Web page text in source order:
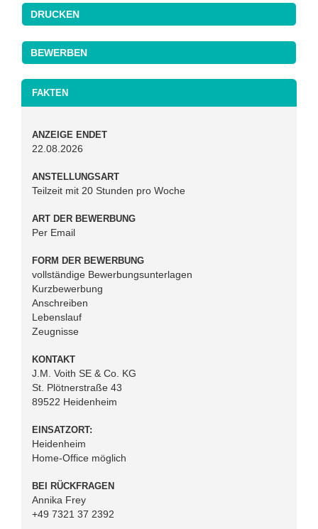
DRUCKEN
FAKTEN
ANZEIGE ENDET
22.08.2026
ANSTELLUNGSART
Teilzeit mit 20 Stunden pro Woche
ART DER BEWERBUNG
Per Email
FORM DER BEWERBUNG
vollständige Bewerbungsunterlagen
Kurzbewerbung
Anschreiben
Lebenslauf
Zeugnisse
KONTAKT
J.M. Voith SE & Co. KG
St. Plötnerstraße 43
89522 Heidenheim
EINSATZORT:
Heidenheim
Home-Office möglich
BEI RÜCKFRAGEN
Annika Frey
+49 7321 37 2392